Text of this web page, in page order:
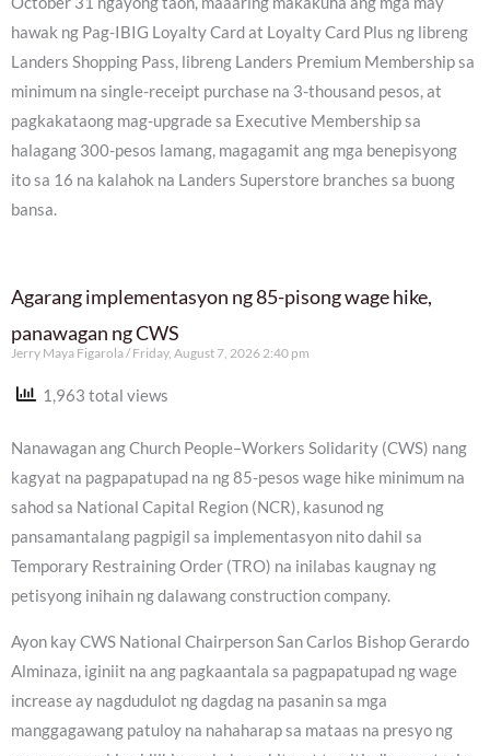
hawak ng Pag-IBIG Loyalty Card at Loyalty Card Plus ng libreng
Landers Shopping Pass, libreng Landers Premium Membership sa
minimum na single-receipt purchase na 3-thousand pesos, at
pagkakataong mag-upgrade sa Executive Membership sa
halagang 300-pesos lamang, magagamit ang mga benepisyong
ito sa 16 na kalahok na Landers Superstore branches sa buong
bansa.
Agarang implementasyon ng 85-pisong wage hike,
panawagan ng CWS
Jerry Maya Figarola Friday, August 7, 2026 2:40 pm
1,963 total views
Nanawagan ang Church People–Workers Solidarity (CWS) nang
kagyat na pagpapatupad na ng 85-pesos wage hike minimum na
sahod sa National Capital Region (NCR), kasunod ng
pansamantalang pagpigil sa implementasyon nito dahil sa
Temporary Restraining Order (TRO) na inilabas kaugnay ng
petisyong inihain ng dalawang construction company.
Ayon kay CWS National Chairperson San Carlos Bishop Gerardo
Alminaza, iginiit na ang pagkaantala sa pagpapatupad ng wage
increase ay nagdudulot ng dagdag na pasanin sa mga
manggagawang patuloy na nahaharap sa mataas na presyo ng